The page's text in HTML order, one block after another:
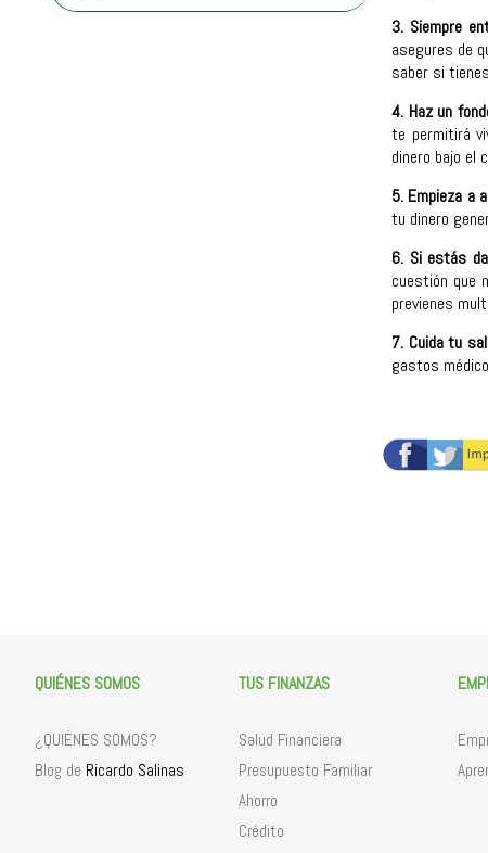
3. Siempre
asegures de
saber si
4. Haz un
te permitirá
dinero bajo el
5. Empieza a
tu dinero
6. Si estás
cuestión que
previenes
7. Cuida tu
gastos
QUIÉNES SOMOS
¿QUIÉNES SOMOS?
Blog de Ricardo Salinas
TUS FINANZAS
Salud Financiera
Presupuesto Familiar
Ahorro
Crédito